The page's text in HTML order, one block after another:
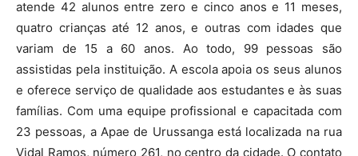
atende 42 alunos entre zero e cinco anos e 11 meses,
quatro crianças até 12 anos, e outras com idades que
variam de 15 a 60 anos. Ao todo, 99 pessoas são
assistidas pela instituição. A escola apoia os seus alunos
e oferece serviço de qualidade aos estudantes e às suas
famílias. Com uma equipe profissional e capacitada com
23 pessoas, a Apae de Urussanga está localizada na rua
Vidal Ramos, número 261, no centro da cidade. O contato